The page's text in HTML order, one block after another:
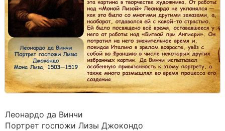
Леонардо да Винчи
Портрет госпожи Лизы Джокондо